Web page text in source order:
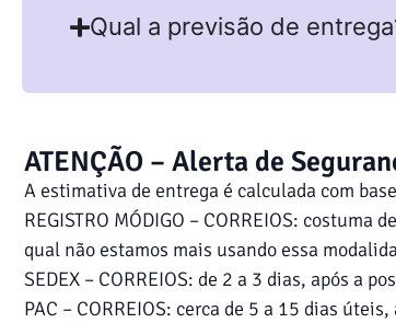
Qual a previsão de
ATENÇÃO – Alerta de
A estimativa de entrega é calculada com
REGISTRO MÓDIGO – CORREIOS:
qual não estamos mais usando essa
SEDEX – CORREIOS: de 2 a 3 dias, após a
PAC – CORREIOS: cerca de 5 a 15 dias